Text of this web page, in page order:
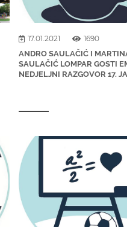
17.01.2021
1690
ANDRO SAULAČIĆ I
SAULAČIĆ LOMPAR GOSTI
NEDJELJNI RAZGOVOR 17.